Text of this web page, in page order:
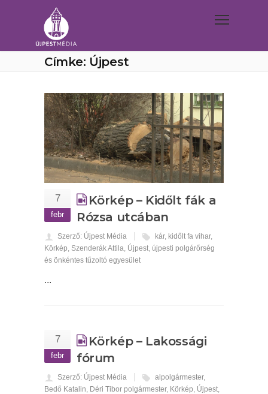
Címke: Újpest
7
febr
Körkép – Kidőlt fák a
Rózsa utcában
Szerző: Újpest Média kár, kidőlt fa vihar,
Körkép, Szenderák Attila, Újpest, újpesti polgárőrség
és önkéntes tűzoltó egyesület
...
7
febr
Körkép – Lakossági
fórum
Szerző: Újpest Média alpolgármester,
Bedő Katalin, Déri Tibor polgármester, Körkép, Újpest,